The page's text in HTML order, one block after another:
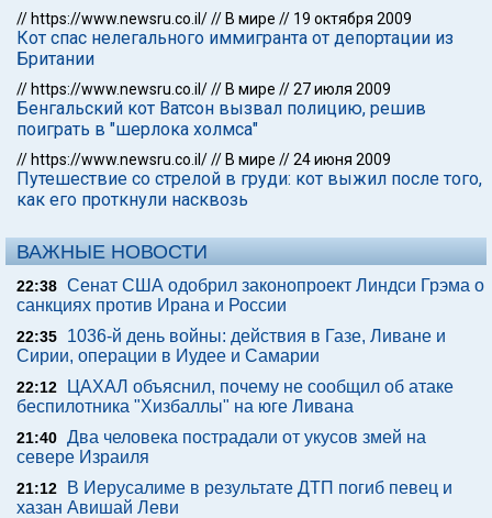
// https://www.newsru.co.il/// В мире // 19 октября 2009
Кот спас нелегального иммигранта от депортации из
Британии
// https://www.newsru.co.il/// В мире //27 июля 2009
Бенгальский кот Ватсон вызвал полицию, решив
поиграть в "шерлока холмса"
// https://www.newsru.co.il/// В мире //24 июня 2009
Путешествие со стрелой в груди: кот выжил после того,
как его проткнули насквозь
ВАЖНЫЕ НОВОСТИ
22:38 Сенат США одобрил законопроект Линдси Грэма о
санкциях против Ирана и России
22:35
1036-й день войны: действия в Газе, Ливане и
Сирии, операции в Иудее и Самарии
22:12
ЦАХАЛ объяснил, почему не сообщил об атаке
беспилотника "Хизбаллы" на юге Ливана
21:40 Два человека пострадали от укусов змей на
севере Израиля
21:12
В Иерусалиме в результате ДТП погиб певец и
хазан Авишай Леви